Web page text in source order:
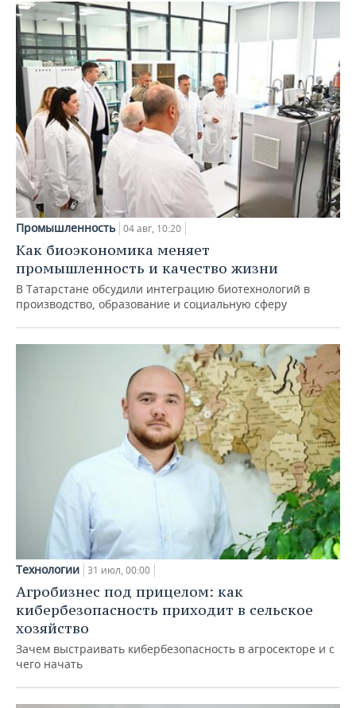
Промышленность 04 авг, 10:20
Как биоэкономика меняет
промышленность и качество жизни
В Татарстане обсудили интеграцию биотехнологий в
производство, образование и социальную сферу
Технологии 31 июл, 00:00
Агробизнес под прицелом: как
кибербезопасность приходит в сельское
хозяйство
Зачем выстраивать кибербезопасность в агросекторе и с
чего начать